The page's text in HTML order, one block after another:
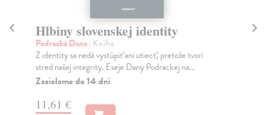
Hlbiny slovenskej identity
Podracká Dana| Kniha
Z identity sa nedá vystúpiť ani utiecť, pretože tvorí
stred našej integrity. Eseje Dany Podrackej na...
Zasielame do 14 dní
11,61 €